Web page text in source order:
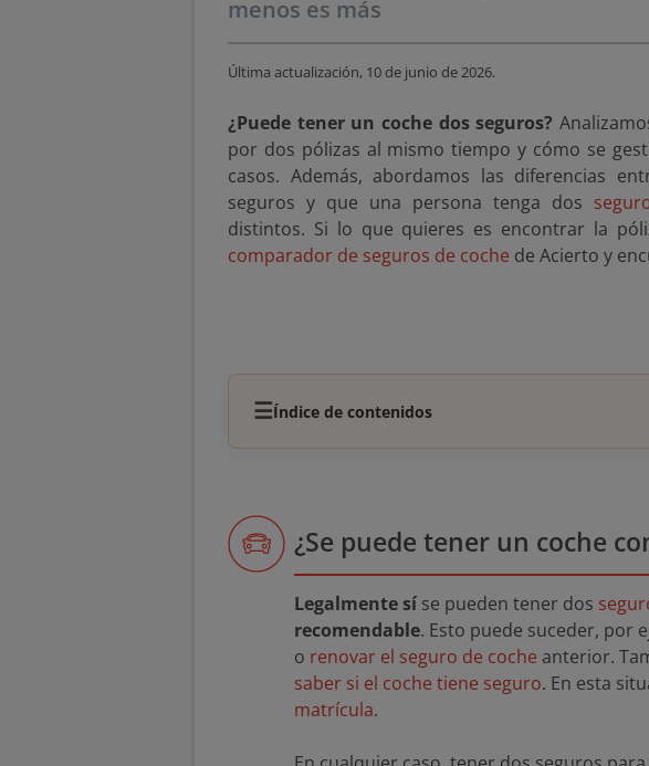
menos es más
Última actualización, 10 de junio de 2026.
¿Puede tener un coche dos seguros?
por dos pólizas al mismo tiempo y cómo se
casos. Además, abordamos las diferencias
seguros y que una persona tenga dos
distintos. Si lo que quieres es encontrar la
comparador de seguros de coche de Acierto y
☰Índice de contenidos
¿Se puede tener un coche
Legalmente sí se pueden tener dos
recomendable. Esto puede suceder, por
o renovar el seguro de coche anterior.
saber si el coche tiene seguro. En esta
matrícula.